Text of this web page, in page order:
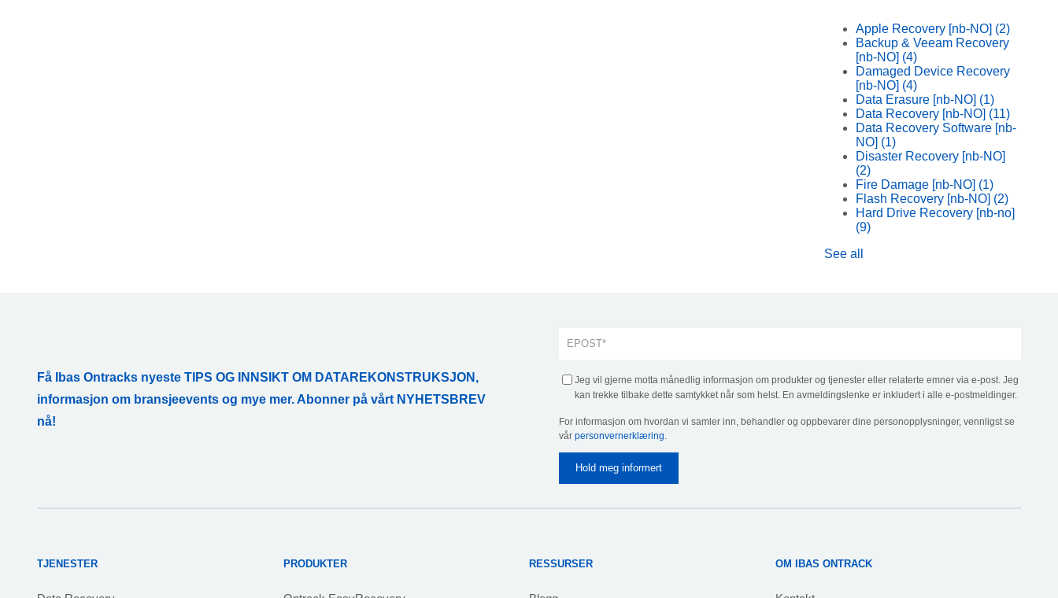
Apple Recovery [nb-NO] (2)
Backup & Veeam Recovery
[nb-NO] (4)
Damaged Device Recovery
[nb-NO] (4)
Data Erasure [nb-NO] (1)
Data Recovery [nb-NO] (11)
Data Recovery Software [nb-
NO] (1)
Disaster Recovery [nb-NO]
(2)
Fire Damage [nb-NO] (1)
Flash Recovery [nb-NO] (2)
Hard Drive Recovery [nb-no]
(9)
See all
Få Ibas Ontracks nyeste TIPS OG INNSIKT OM DATAREKONSTRUKSJON,
informasjon om bransjeevents og mye mer. Abonner på vårt NYHETSBREV
nå!
Jeg vil gjerne motta månedlig informasjon om produkter og tjenester eller relaterte emner via e-post. Jeg
kan trekke tilbake dette samtykket når som helst. En avmeldingslenke er inkludert i alle e-postmeldinger.
For informasjon om hvordan vi samler inn, behandler og oppbevarer dine personopplysninger, vennligst se
vår personvernerklæring
TJENESTER PRODUKTER RESSURSER OM IBAS ONTRACK